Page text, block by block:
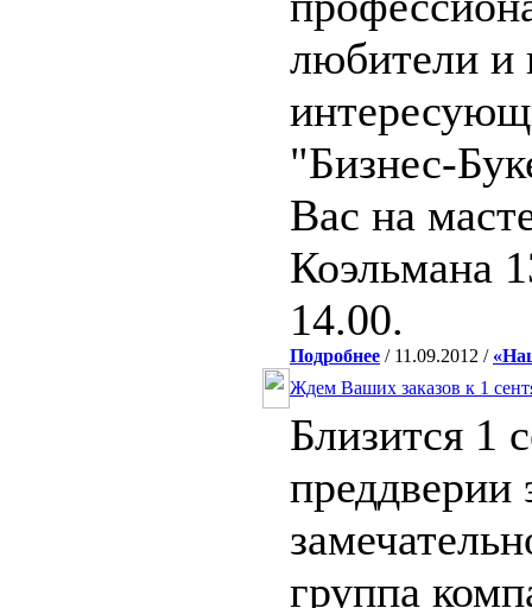
любители и
"Бизнес-
Вас на
Коэльмана
14.00.
Подробнее / 11.09.2012 /
Ждем Ваших заказов к 1
Близится 1
преддверии
группа